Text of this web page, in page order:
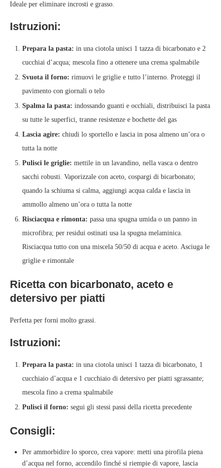
Ideale per eliminare incrosti e grasso.
Istruzioni:
Prepara la pasta: in una ciotola unisci 1 tazza di bicarbonato e 2
cucchiai d’acqua; mescola fino a ottenere una crema spalmabile
Svuota il forno: rimuovi le griglie e tutto l’interno. Proteggi il
pavimento con giornali o telo
Spalma la pasta: indossando guanti e occhiali, distribuisci la pasta
su tutte le superfici, tranne resistenze e bochette del gas
Lascia agire: chiudi lo sportello e lascia in posa almeno un’ora o
tutta la notte
Pulisci le griglie: mettile in un lavandino, nella vasca o dentro
sacchi robusti. Vaporizzale con aceto, cospargi di bicarbonato;
quando la schiuma si calma, aggiungi acqua calda e lascia in
ammollo almeno un’ora o tutta la notte
Risciacqua e rimonta: passa una spugna umida o un panno in
microfibra; per residui ostinati usa la spugna melaminica.
Risciacqua tutto con una miscela 50/50 di acqua e aceto. Asciuga le
griglie e rimontale
Ricetta con bicarbonato, aceto e
detersivo per piatti
Perfetta per forni molto grassi.
Istruzioni:
Prepara la pasta: in una ciotola unisci 1 tazza di bicarbonato, 1
cucchiaio d’acqua e 1 cucchiaio di detersivo per piatti sgrassante;
mescola fino a crema spalmabile
Pulisci il forno: segui gli stessi passi della ricetta precedente
Consigli:
Per ammorbidire lo sporco, crea vapore: metti una pirofila piena
d’acqua nel forno, accendilo finché si riempie di vapore, lascia